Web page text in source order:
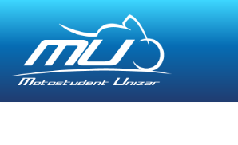
Saltar
al
contenido